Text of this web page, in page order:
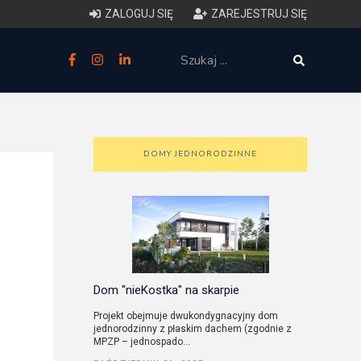
ZALOGUJ SIĘ ZAREJESTRUJ SIĘ
zakres i forma projektu
przestrzennym
DOMY JEDNORODZINNE
Dom "nieKostka" na skarpie
Projekt obejmuje dwukondygnacyjny dom
jednorodzinny z płaskim dachem (zgodnie z
MPZP – jednospado...